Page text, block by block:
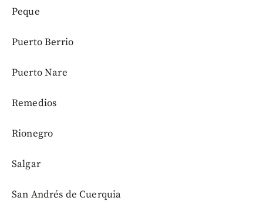
Peque
Puerto Berrio
Puerto Nare
Remedios
Rionegro
Salgar
San Andrés de Cuerquia